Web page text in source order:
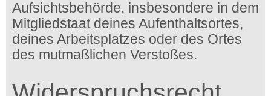
Aufsichtsbehörde, insbesondere in dem
Mitgliedstaat deines Aufenthaltsortes,
deines Arbeitsplatzes oder des Ortes
des mutmaßlichen Verstoßes.